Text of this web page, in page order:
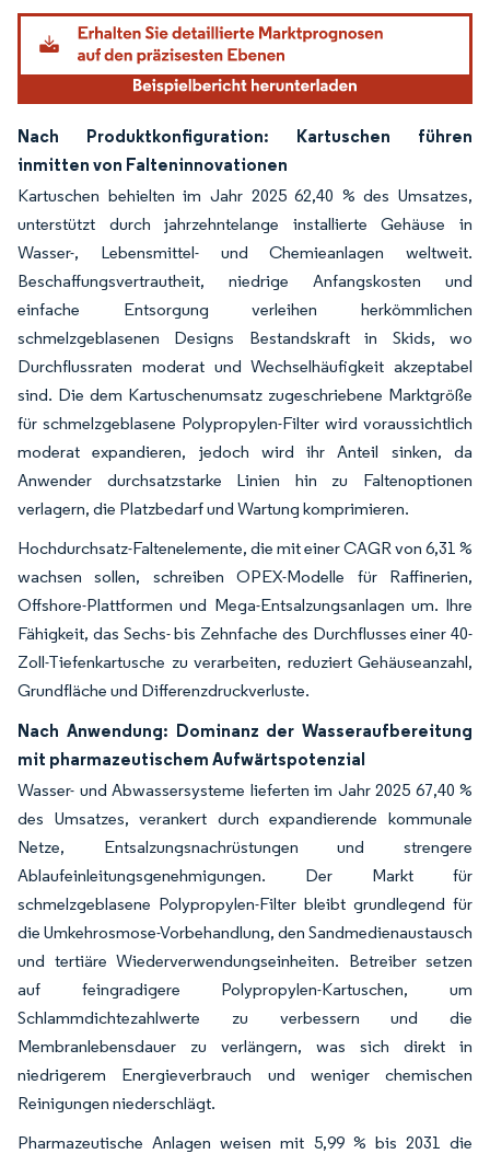
Nach Produktkonfiguration: Kartuschen führen
inmitten von Falteninnovationen
Kartuschen behielten im Jahr 2025 62,40 % des Umsatzes,
unterstützt durch jahrzehntelange installierte Gehäuse in
Wasser-, Lebensmittel- und Chemieanlagen weltweit.
Beschaffungsvertrautheit, niedrige Anfangskosten und
einfache Entsorgung verleihen herkömmlichen
schmelzgeblasenen Designs Bestandskraft in Skids, wo
Durchflussraten moderat und Wechselhäufigkeit akzeptabel
sind. Die dem Kartuschenumsatz zugeschriebene Marktgröße
für schmelzgeblasene Polypropylen-Filter wird voraussichtlich
moderat expandieren, jedoch wird ihr Anteil sinken, da
Anwender durchsatzstarke Linien hin zu Faltenoptionen
verlagern, die Platzbedarf und Wartung komprimieren.
Hochdurchsatz-Faltenelemente, die mit einer CAGR von 6,31 %
wachsen sollen, schreiben OPEX-Modelle für Raffinerien,
Offshore-Plattformen und Mega-Entsalzungsanlagen um. Ihre
Fähigkeit, das Sechs- bis Zehnfache des Durchflusses einer 40-
Zoll-Tiefenkartusche zu verarbeiten, reduziert Gehäuseanzahl,
Grundfläche und Differenzdruckverluste.
Nach Anwendung: Dominanz der Wasseraufbereitung
mit pharmazeutischem Aufwärtspotenzial
Wasser- und Abwassersysteme lieferten im Jahr 2025 67,40 %
des Umsatzes, verankert durch expandierende kommunale
Netze, Entsalzungsnachrüstungen und strengere
Ablaufeinleitungsgenehmigungen. Der Markt für
schmelzgeblasene Polypropylen-Filter bleibt grundlegend für
die Umkehrosmose-Vorbehandlung, den Sandmedienaustausch
und tertiäre Wiederverwendungseinheiten. Betreiber setzen
auf feingradigere Polypropylen-Kartuschen, um
Schlammdichtezahlwerte zu verbessern und die
Membranlebensdauer zu verlängern, was sich direkt in
niedrigerem Energieverbrauch und weniger chemischen
Reinigungen niederschlägt.
Pharmazeutische Anlagen weisen mit 5,99 % bis 2031 die